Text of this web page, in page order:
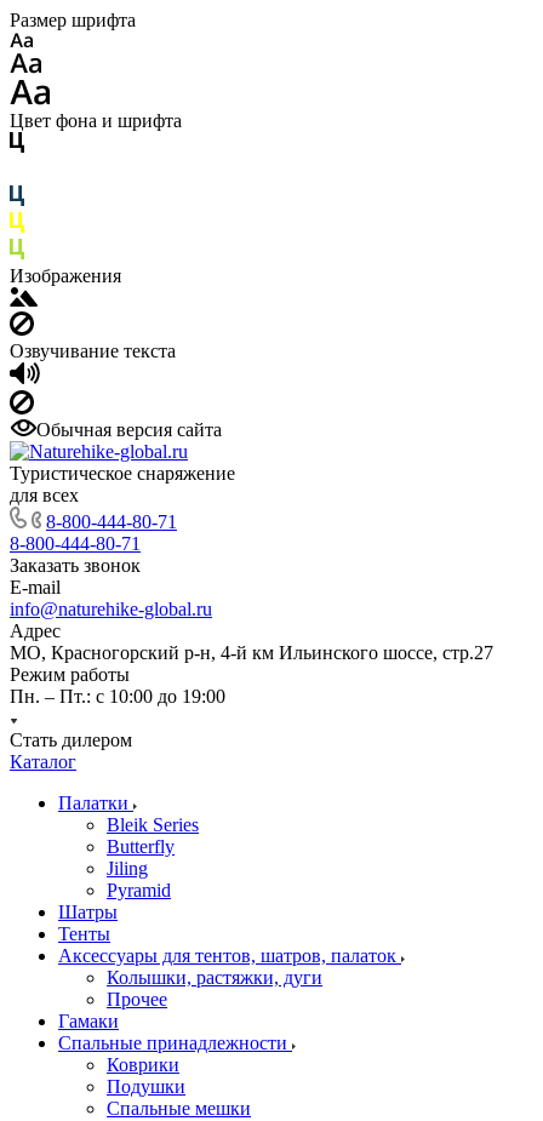
Размер шрифта
Цвет фона и шрифта
Изображения
Озвучивание текста
Обычная версия сайта
Туристическое снаряжение
для всех
8-800-444-80-71
8-800-444-80-71
Заказать звонок
E-mail
info@naturehike-global.ru
Адрес
МО, Красногорский р-н, 4-й км Ильинского шоссе, стр.27
Режим работы
Пн. – Пт.: с 10:00 до 19:00
Стать дилером
Каталог
Палатки
Bleik Series
Butterfly
Jiling
Pyramid
Шатры
Тенты
Аксессуары для тентов, шатров, палаток
Колышки, растяжки, дуги
Прочее
Гамаки
Спальные принадлежности
Коврики
Подушки
Спальные мешки